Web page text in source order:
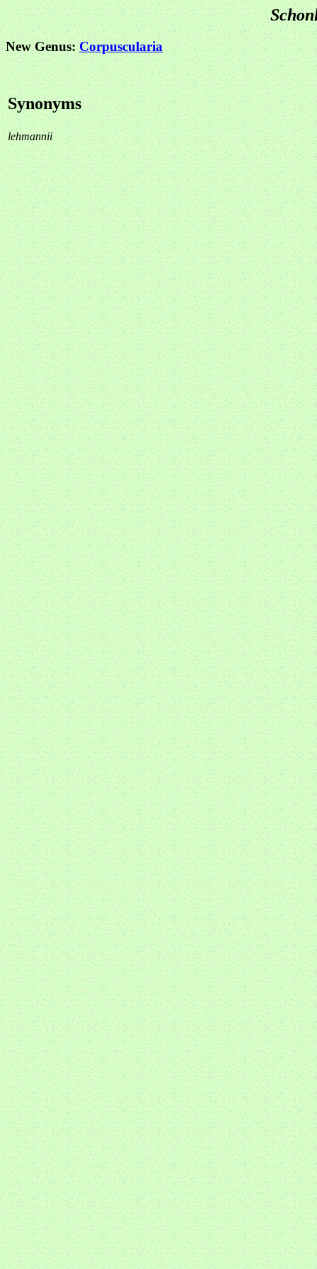
New Genus:Corpuscularia
Synonyms
lehmannii